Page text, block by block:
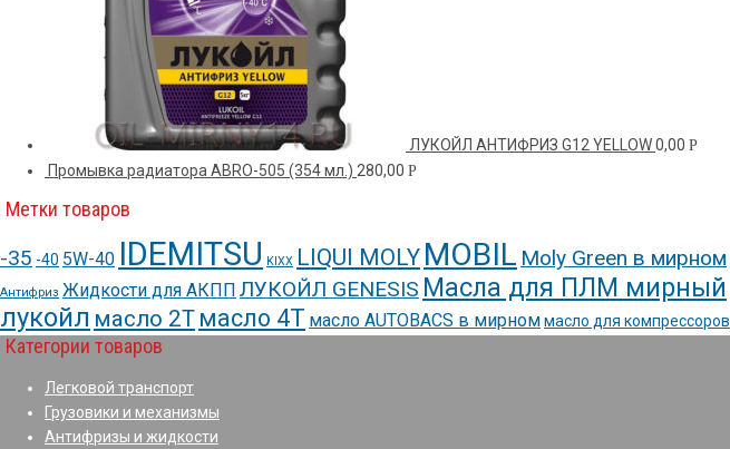
ЛУКОЙЛ АНТИФРИЗ G12 YELLOW0,00 Р
Промывка радиатора ABRO-505 (354 мл.) 280,00 Р
Метки товаров
-35 -40 5W-40 IDEMITSU KIXX LIQUI MOLY MOBIL Moly Green в мирном
Антифриз Жидкости для АКПП ЛУКОЙЛ GENESIS Масла для ПЛМ мирный
лукойл масло 2Т масло 4Т масло AUTOBACS в мирноммасло для компрессоров
Категории товаров
Легковой транспорт
Грузовики и механизмы
Антифризы и жидкости